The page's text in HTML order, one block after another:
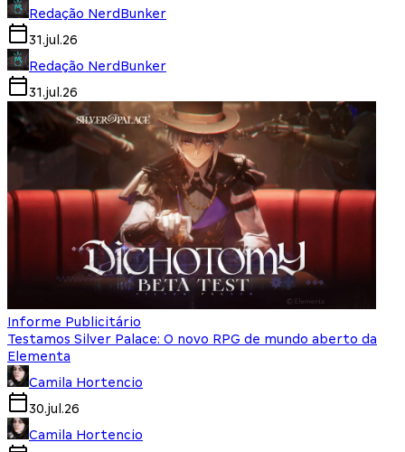
Redação NerdBunker
31.jul.26
Redação NerdBunker
31.jul.26
Informe Publicitário
Testamos Silver Palace: O novo RPG de mundo aberto da
Elementa
Camila Hortencio
30.jul.26
Camila Hortencio